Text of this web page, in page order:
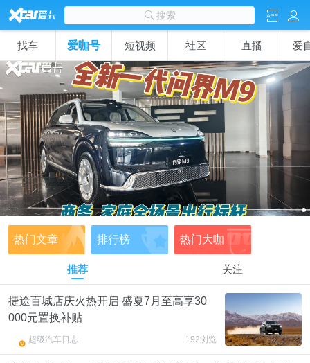
x
C
Z j 搜索
找车 爱咖号 短视频 社区 直播 爱
热门文章 排行榜 热门大咖
推荐 关注
捷途百城店庆火热开启 盛夏7月至高享30
000元置换补贴
超级汽车日志 192浏览